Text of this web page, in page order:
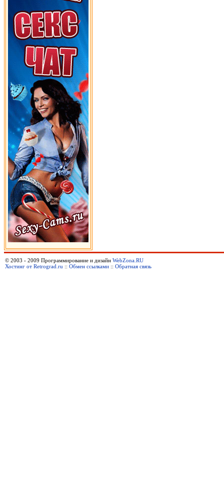
© 2003 - 2009 Программирование и дизайн WebZona.RU
Хостинг от Retrograd.ru :: Обмен ссылками :: Обратная связь